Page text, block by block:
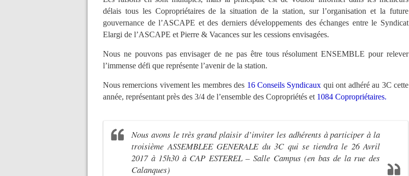
délais tous les Copropriétaires de la situation de la station, sur l’organisation et la future
gouvernance de l’ASCAPE et des derniers développements des échanges entre le Syndicat
Elargi de l’ASCAPE et Pierre & Vacances sur les cessions envisagées.
Nous ne pouvons pas envisager de ne pas être tous résolument ENSEMBLE pour relever
l’immense défi que représente l’avenir de la station.
Nous remercions vivement les membres des 16 Conseils Syndicaux qui ont adhéré au 3C cette
année, représentant près des 3/4 de l’ensemble des Copropriétés et 1084 Copropriétaires.
Nous avons le très grand plaisir d’inviter les adhérents à participer à la
troisième ASSEMBLEE GENERALE du 3C qui se tiendra le 26 Avril
2017 à 15h30 à CAP ESTEREL – Salle Campus (en bas de la rue des
Calanques)